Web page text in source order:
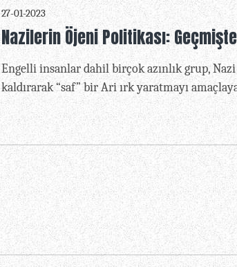
27-01-2023
Nazilerin Öjeni Politikası:
Engelli insanlar dahil birçok azınlık grup,
kaldırarak “saf” bir Ari ırk yaratmayı